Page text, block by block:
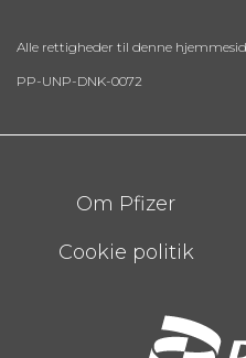
Alle rettigheder til denne
PP-UNP-DNK-0072
FooterOm Pfizer
Cookie politik